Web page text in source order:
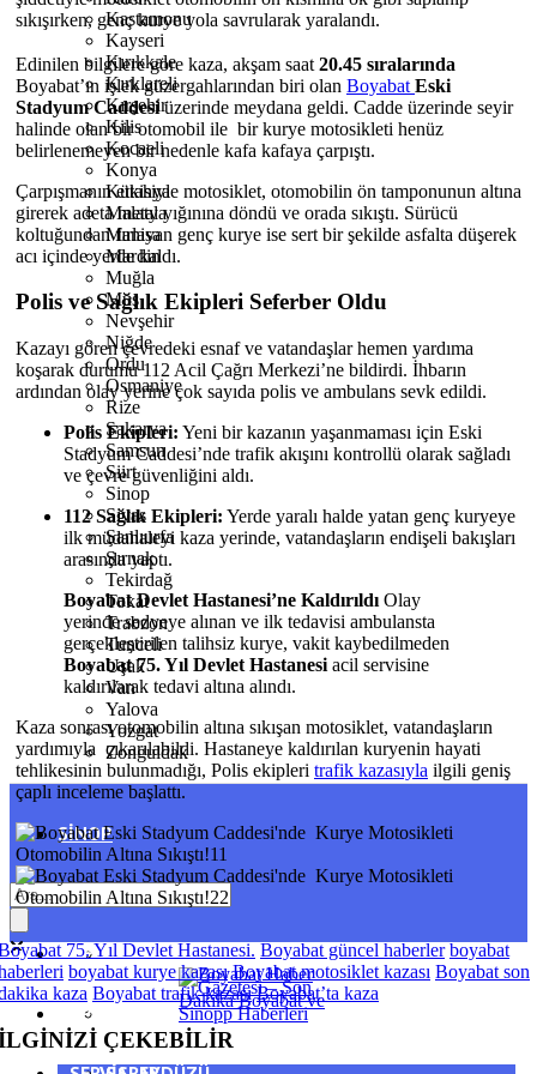
Kastamonu
Kayseri
Kırıkkale
Kırklareli
Kırşehir
Kilis
Kocaeli
Konya
Kütahya
Malatya
Manisa
Mardin
Muğla
Muş
Nevşehir
Niğde
Ordu
Osmaniye
Rize
Sakarya
Samsun
Siirt
Sinop
Sivas
Şanlıurfa
Şırnak
Tekirdağ
Tokat
Trabzon
Tunceli
Uşak
Van
Yalova
Yozgat
Zonguldak
SINOP
BOYABAT
DURAĞAN
AYANCIK
SIYASET
GENEL
SPOR
sıkışırken, genç kurye yola savrularak yaralandı.
Edinilen bilgilere göre kaza, akşam saat 20.45 sıralarında
Boyabat’ın işlek güzergahlarından biri olan Boyabat Eski
Stadyum Caddesiüzerinde meydana geldi. Cadde üzerinde seyir
halinde olan bir otomobil ile bir kurye motosikleti henüz
belirlenemeyen bir nedenle kafa kafaya çarpıştı.
Çarpışmanın etkisiyle motosiklet, otomobilin ön tamponunun altına
girerek adeta metal yığınına döndü ve orada sıkıştı. Sürücü
koltuğundan fırlayan genç kurye ise sert bir şekilde asfalta düşerek
acı içinde yerde kaldı.
Polis ve Sağlık Ekipleri Seferber Oldu
Kazayı gören çevredeki esnaf ve vatandaşlar hemen yardıma
koşarak durumu 112 Acil Çağrı Merkezi’ne bildirdi. İhbarın
ardından olay yerine çok sayıda polis ve ambulans sevk edildi.
Polis Ekipleri: Yeni bir kazanın yaşanmaması için Eski
Stadyum Caddesi’nde trafik akışını kontrollü olarak sağladı
ve çevre güvenliğini aldı.
112 Sağlık Ekipleri: Yerde yaralı halde yatan genç kuryeye
ilk müdahaleyi kaza yerinde, vatandaşların endişeli bakışları
arasında yaptı.
Boyabat Devlet Hastanesi’ne Kaldırıldı Olay
yerinde sedyeye alınan ve ilk tedavisi ambulansta
gerçekleştirilen talihsiz kurye, vakit kaybedilmeden
Boyabat 75. Yıl Devlet Hastanesi acil servisine
kaldırılarak tedavi altına alındı.
Kaza sonrası otomobilin altına sıkışan motosiklet, vatandaşların
yardımıyla çıkarılabildi. Hastaneye kaldırılan kuryenin hayati
tehlikesinin bulunmadığı, Polis ekipleri trafik kazasıyla ilgili geniş
çaplı inceleme başlattı.
75. Yıl Devlet Hastanesi. Boyabat güncel haberler boyabat
boyabat kurye kazası Boyabat motosiklet kazası Boyabat son
kaza Boyabat trafik kazası Boyabat’ta kaza
ÇEKEBİLİR